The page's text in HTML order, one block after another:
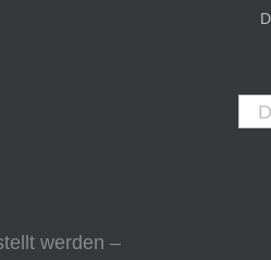
werden –